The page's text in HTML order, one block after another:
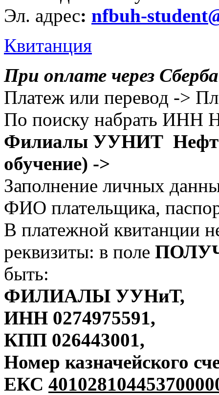
Эл. адрес: nfbuh-
Квитанция
При оплате через
Платеж или перевод ->
По поиску набрать
Филиалы УУНИТ
обучение) ->
Заполнение личных
ФИО плательщика,
В платежной квитанции
реквизиты: в поле
быть:
ФИЛИАЛЫ УУНиТ,
ИНН 0274975591,
КПП 026443001,
Номер казначейского
ЕКС